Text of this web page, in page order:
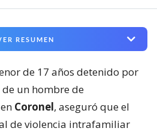
RESUMEN
de 17 años detenido por
un hombre de
Coronel, aseguró que el
de violencia intrafamiliar